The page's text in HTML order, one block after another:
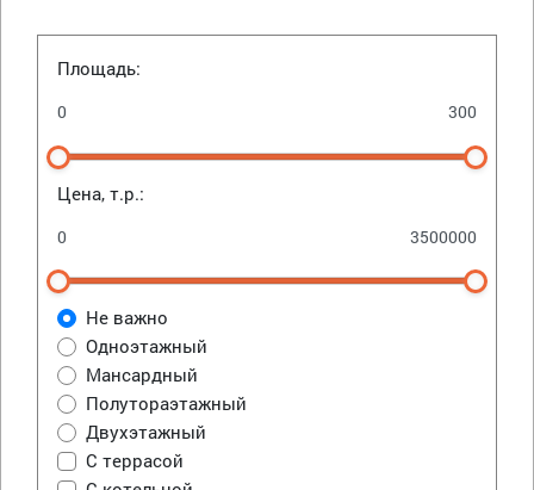
Площадь:
Цена, т.р.:
Не важно
Одноэтажный
Мансардный
Полутораэтажный
Двухэтажный
С террасой